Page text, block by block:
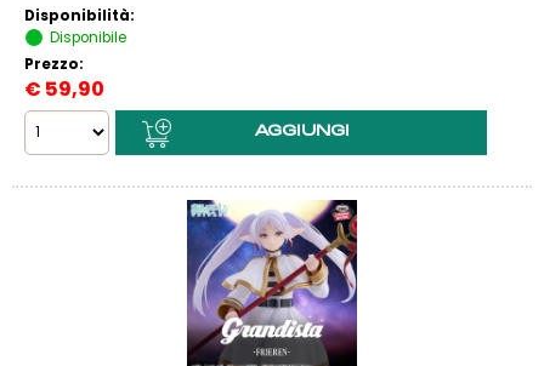
Disponibilità:
Disponibile
Prezzo:
€ 59,90